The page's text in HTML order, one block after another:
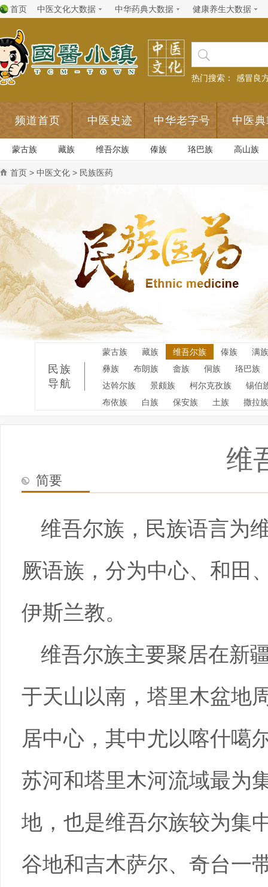
首页 中医文化大数据 中华药典大数据 健康养生大数据
热门搜索： 感冒良
频道首页 中医史迹 中华老字号 中医
蒙古族 藏族 维吾尔族 傣族 珞巴族 高山族
首页 > 中医文化 > 民族医药
民族
导航
蒙古族 藏族 维吾尔族 傣族
满族
彝族
布朗族 畲族 侗族
珞巴族
达斡尔族
景颇族 柯尔克孜族
锡伯
布依族
白族 保安族 土族 撒拉族
维
简要
维吾尔族，民族语言为
厥语族，分为中心、和田
伊斯兰教。
维吾尔族主要聚居在新
于天山以南，塔里木盆地
居中心，其中尤以喀什噶
苏河和塔里木河流域最为
地，也是维吾尔族较为集
谷地和吉木萨尔、奇台一